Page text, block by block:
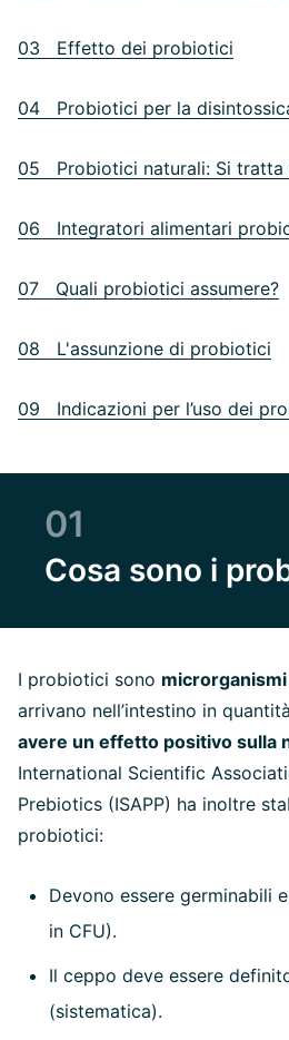
03 Effetto dei probiotici
05 Probiotici naturali: Si tratta
06 Integratori alimentari
07 Quali probiotici assumere?
08 L'assunzione di probiotici
09 Indicazioni per l’uso dei
01
Cosa sono i
I probiotici sono
arrivano nell’intestino in
avere un effetto positivo sulla
International Scientific
Prebiotics (ISAPP) ha inoltre
probiotici:
Devono essere germinabili
in CFU).
Il ceppo deve essere
(sistematica).